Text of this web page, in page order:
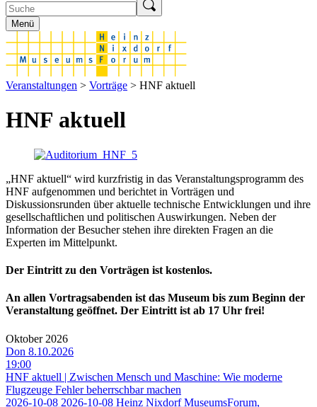
Menü
Veranstaltungen > Vorträge > HNF aktuell
HNF aktuell
„HNF aktuell“ wird kurzfristig in das Veranstaltungsprogramm des
HNF aufgenommen und berichtet in Vorträgen und
Diskussionsrunden über aktuelle technische Entwicklungen und ihre
gesellschaftlichen und politischen Auswirkungen. Neben der
Information der Besucher stehen ihre direkten Fragen an die
Experten im Mittelpunkt.
Der Eintritt zu den Vorträgen ist kostenlos.
An allen Vortragsabenden ist das Museum bis zum Beginn der
Veranstaltung geöffnet. Der Eintritt ist ab 17 Uhr frei!
Oktober 2026
Don 8.10.2026
19:00
HNF aktuell | Zwischen Mensch und Maschine: Wie moderne
Flugzeuge Fehler beherrschbar machen
2026-10-08 2026-10-08 Heinz Nixdorf MuseumsForum,